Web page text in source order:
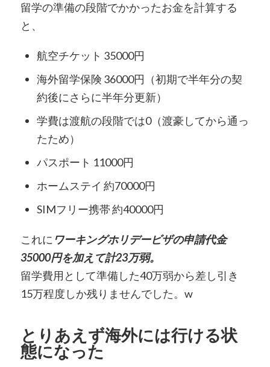
留学の準備の段階でかかったお金を計算する
と、
航空チケット 35000円
海外留学保険 36000円（初期で半年分の契
約後にさらに半年分更新）
学費は渡航の段階では0（渡豪してから通っ
たため）
パスポート 11000円
ホームステイ 約70000円
SIMフリー携帯 約40000円
これに ワーキングホリデービザの申請代金
35000円を加えて計23万弱。
留学費用として準備した40万弱から差し引き
15万程度しか残りませんでした。w
とりあえず海外には行ける状
態になった